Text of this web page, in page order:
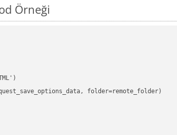
Örneği
folder=remote_folder)